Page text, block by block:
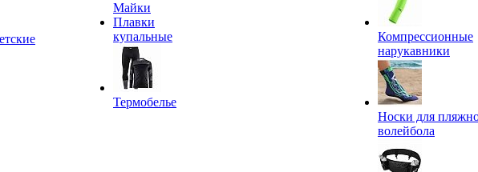
Майки
Плавки
купальные
Термобелье
Компрессионные
нарукавники
Носки для
волейбола